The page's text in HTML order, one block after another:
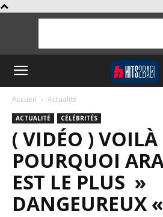
Accueil Actualité
ACTUALITÉ CÉLÉBRITÉS
( VIDÉO ) VOILÀ
POURQUOI
EST LE PLUS »
DANGEUREUX «